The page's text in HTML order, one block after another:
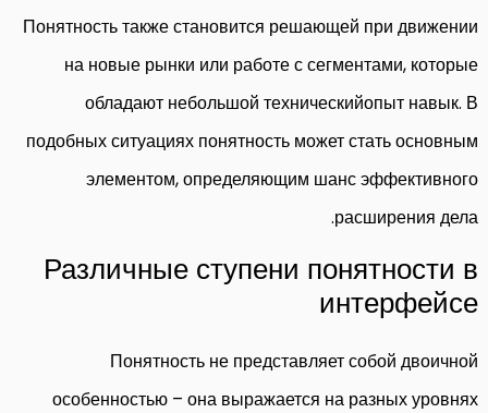
Понятность также становится решающей при движении
на новые рынки или работе с сегментами, которые
обладают небольшой техническийопыт навык. В
подобных ситуациях понятность может стать основным
элементом, определяющим шанс эффективного
расширения дела.
Различные ступени понятности в
интерфейсе
Понятность не представляет собой двоичной
особенностью – она выражается на разных уровнях